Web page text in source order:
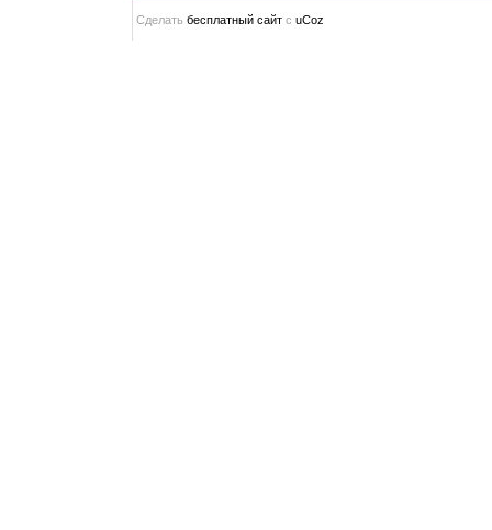
Сделать бесплатный сайт с uCoz